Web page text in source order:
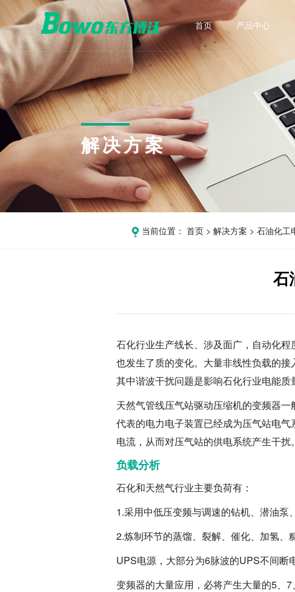
首页 产品中心
半导体
钢铁
水处理
电能质量
动态电压恢复器 DVR
统一电能质量调节器 UPQC
智能柔性降损调压装置 UPQC
有源滤波器 APF
静止无功发生器 SVG
高压混合补偿滤波装置 SVG+HFC
变频器电压恢复器 DC-BANK/VFDVR
不平衡治理装置 SPC
储能变流
能源路由
公司简介 销售网
技术支持
SOLUTION
解决方案
当前位置： 首页> 解决方案 > 石油化工
石
石化行业生产线长、涉及面广，自动化
也发生了质的变化。大量非线性负载的
其中谐波干扰问题是影响石化行业电能质
天然气管线压气站驱动压缩机的变频器
代表的电力电子装置已经成为压气站电
电流，从而对压气站的供电系统产生干扰。
负载分析
石化和天然气行业主要负荷有：
1.采用中低压变频与调速的钻机、潜油泵
2.炼制环节的蒸馏、裂解、催化、加氢、
UPS电源，大部分为6脉波的UPS不间断
变频器的大量应用，必将产生大量的5、7